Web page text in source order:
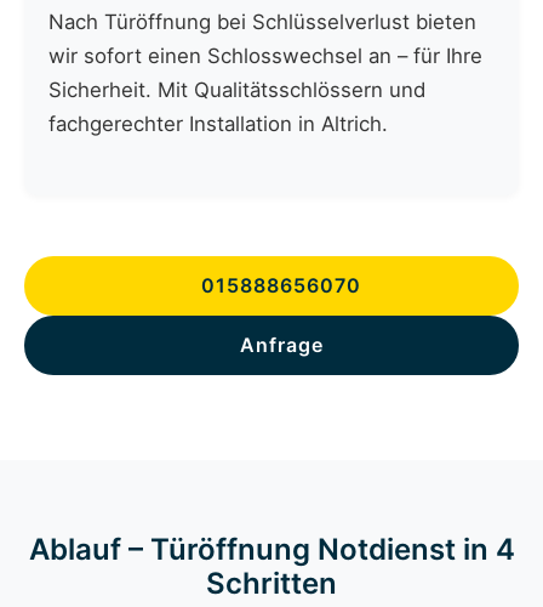
Nach Türöffnung bei Schlüsselverlust bieten
wir sofort einen Schlosswechsel an – für Ihre
Sicherheit. Mit Qualitätsschlössern und
fachgerechter Installation in Altrich.
015888656070
Anfrage
Ablauf – Türöffnung Notdienst in 4
Schritten